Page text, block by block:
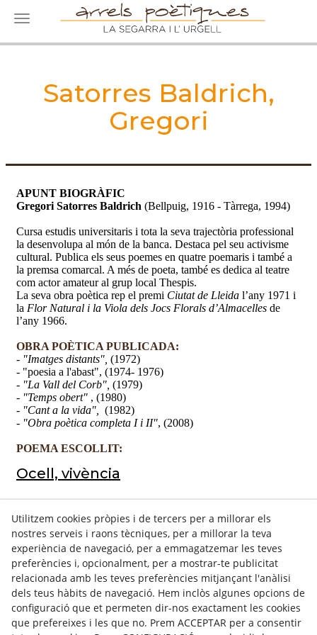
Toggle navigation
Satorres Baldrich,
Gregori
APUNT BIOGRÀFIC
Gregori Satorres Baldrich (Bellpuig, 1916 - Tàrrega, 1994)
Cursa estudis universitaris i tota la seva trajectòria professional
la desenvolupa al món de la banca. Destaca pel seu activisme
cultural. Publica els seus poemes en quatre poemaris i també a
la premsa comarcal. A més de poeta, també es dedica al teatre
com actor amateur al grup local Thespis.
La seva obra poètica rep el premi Ciutat de Lleida l’any 1971 i
la Flor Natural i la Viola dels Jocs Florals d’Almacelles de
l’any 1966.
OBRA POÈTICA PUBLICADA:
- "Imatges distants", (1972)
- "poesia a l'abast", (1974- 1976)
- "La Vall del Corb", (1979)
- "Temps obert" , (1980)
- "Cant a la vida",
(1982)
- "Obra poètica completa I i II", (2008)
POEMA ESCOLLIT:
Ocell, vivència
ALTRES POEMES DE L'AUTOR:
Ocell, vivència
Tots esperem
Utilitzem cookies pròpies i de tercers per a millorar els
nostres serveis i raons tècniques, per a millorar la teva
experiència de navegació, per a emmagatzemar les teves
preferències i, opcionalment, per a mostrar-te publicitat
relacionada amb les teves preferències mitjançant l'anàlisi
dels teus hàbits de navegació. Hem inclòs algunes opcions de
configuració que et permeten dir-nos exactament les cookies
que prefereixes i les que no. Prem ACCEPTAR per a consentir